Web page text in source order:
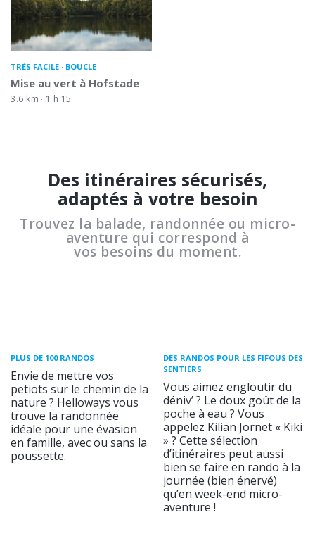
TRÈS FACILE BOUCLE
Mise au vert à Hofstade
3.6 km 1 h 15
Des itinéraires sécurisés,
adaptés à votre besoin
Trouvez la balade, randonnée ou micro-
aventure qui correspond à
vos besoins du moment.
PLUS DE 100 RANDOS
Envie de mettre vos
petiots sur le chemin de la
nature ? Helloways vous
trouve la randonnée
idéale pour une évasion
en famille, avec ou sans la
poussette.
DES RANDOS POUR LES FIFOUS DES
SENTIERS
Vous aimez engloutir du
déniv’ ? Le doux goût de la
poche à eau ? Vous
appelez Kilian Jornet « Kiki
» ? Cette sélection
d’itinéraires peut aussi
bien se faire en rando à la
journée (bien énervé)
qu’en week-end micro-
aventure !